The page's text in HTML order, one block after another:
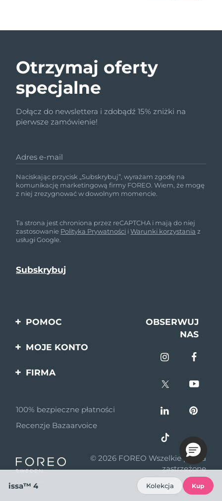
Otrzymaj oferty
specjalne
Dołącz do newslettera i zdobądź 15% zniżki na
pierwsze zamówienie!
Adres e-mail
Naciskając przycisk „Subskrybuj”, wyrażam zgodę na
komunikację marketingową firmy FOREO. Wiem, że mogę
z niej zrezygnować w dowolnym momencie.
Ta strona jest chroniona przez reCAPTCHA i mają do niej
zastosowanie Polityka Prywatności iWarunki korzystania z
usługi Google.
POMOC
Kontakt
OBSERWUJ
NAS
MOJE KONTO
FIRMA
Program partnerski
Wiadomości
MYSA
100% bezpieczne płatności
Recenzje Bazaarvoice
© 2026 FOREO Wszelkie prawa
zastrzeżone
issa™ 4
Kolekcja Kup